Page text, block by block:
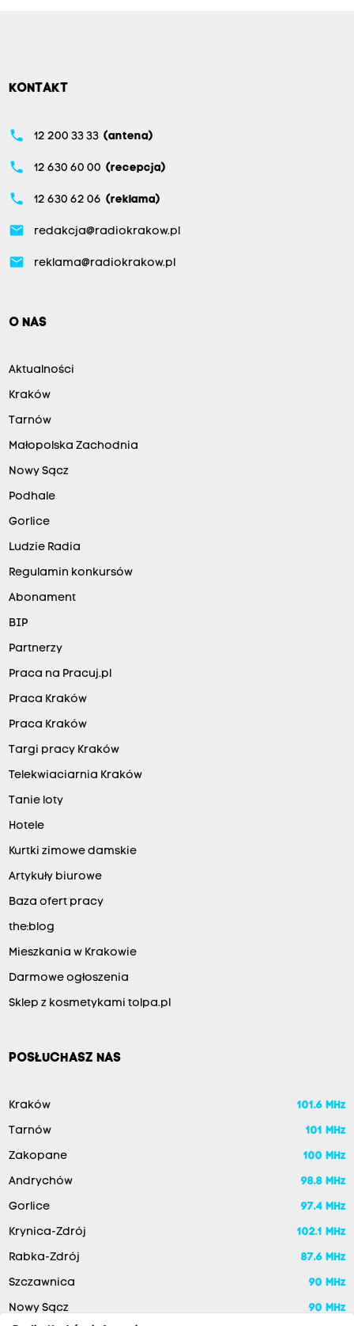
KONTAKT
phone 12 200 33 33 (antena)
phone 12 630 60 00 (recepcja)
phone 12 630 62 06 (reklama)
email redakcja@radiokrakow.pl
email reklama@radiokrakow.pl
O NAS
Aktualności
Kraków
Tarnów
Małopolska Zachodnia
Nowy Sącz
Podhale
Gorlice
Ludzie Radia
Regulamin konkursów
Abonament
BIP
Partnerzy
Praca na Pracuj.pl
Praca Kraków
Praca Kraków
Targi pracy Kraków
Telekwiaciarnia Kraków
Tanie loty
Hotele
Kurtki zimowe damskie
Artykuły biurowe
Baza ofert pracy
the:blog
Mieszkania w Krakowie
Darmowe ogłoszenia
Sklep z kosmetykami tolpa.pl
POSŁUCHASZ NAS
Kraków 101.6 MHz
Tarnów 101 MHz
Zakopane 100 MHz
Andrychów 98.8 MHz
Gorlice 97.4 MHz
Krynica-Zdrój 102.1 MHz
Rabka-Zdrój 87.6 MHz
Szczawnica 90 MHz
Nowy Sącz
90 MHz